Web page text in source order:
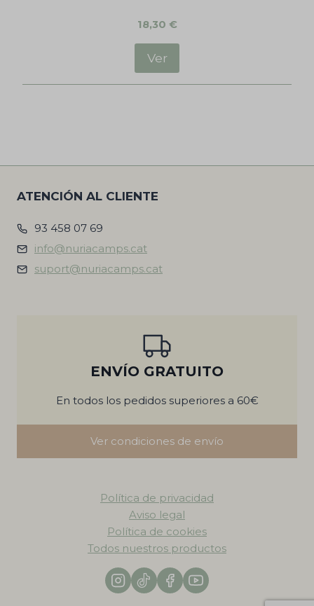
18,30 €
Ver
ATENCIÓN AL CLIENTE
93 458 07 69
info@nuriacamps.cat
suport@nuriacamps.cat
ENVÍO GRATUITO
En todos los pedidos superiores a 60€
Ver condiciones de envío
Política de privacidad
Aviso legal
Política de cookies
Todos nuestros productos